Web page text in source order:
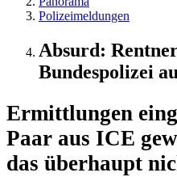
Polizeimeldungen
Absurd:
Bundespolizei
Ermittlungen
Paar aus ICE
das überhaupt